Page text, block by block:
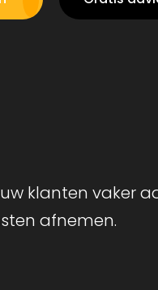
klanten vaker
afnemen.